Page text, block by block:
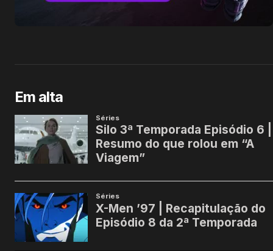
Em alta